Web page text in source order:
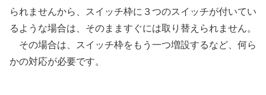
られませんから、スイッチ枠に３つのスイッチが付いてい
るような場合は、そのまますぐには取り替えられません。
その場合は、スイッチ枠をもう一つ増設するなど、何ら
かの対応が必要です。